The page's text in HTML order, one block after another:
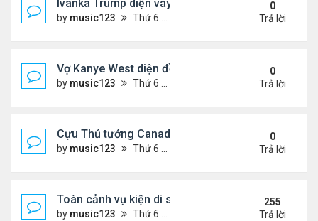
Ivanka Trump diện váy hở eo táo bạo, khoe vòng
by music123 Thứ 6 Tháng 7 31, 2026 6:29 pm
0
Trả lời
Vợ Kanye West diện đồ xẻ bạo, dự tiệc ở đảo Ibiza
by music123 Thứ 6 Tháng 7 31, 2026 6:26 pm
0
Trả lời
Cựu Thủ tướng Canada đắm đuối khóa môi Katy
by music123 Thứ 6 Tháng 7 31, 2026 6:20 pm
0
Trả lời
Toàn cảnh vụ kiện di sản CNS VŨ LINH
by music123 Thứ 6 Tháng 1 10, 2025 4:11 pm
255
Trả lời